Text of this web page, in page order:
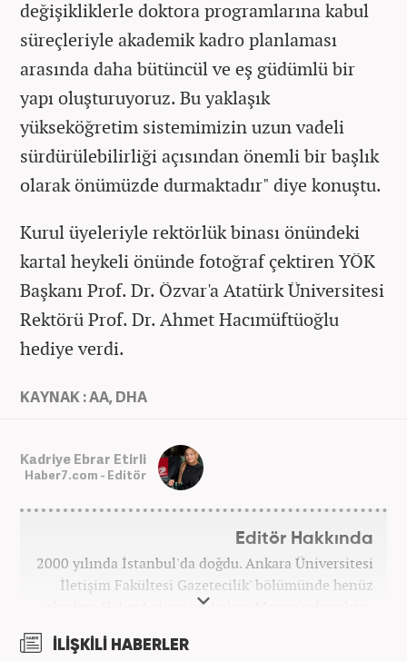
değişikliklerle doktora programlarına kabul
süreçleriyle akademik kadro planlaması
arasında daha bütüncül ve eş güdümlü bir
yapı oluşturuyoruz. Bu yaklaşık
yükseköğretim sistemimizin uzun vadeli
sürdürülebilirliği açısından önemli bir başlık
olarak önümüzde durmaktadır" diye konuştu.
Kurul üyeleriyle rektörlük binası önündeki
kartal heykeli önünde fotoğraf çektiren YÖK
Başkanı Prof. Dr. Özvar'a Atatürk Üniversitesi
Rektörü Prof. Dr. Ahmet Hacımüftüoğlu
hediye verdi.
KAYNAK : AA, DHA
Kadriye Ebrar Etirli
Haber7.com - Editör
Editör Hakkında
2000 yılında İstanbul'da doğdu. Ankara Üniversitesi
İletişim Fakültesi Gazetecilik' bölümünde henüz
okurken HaberAnkara ve AnkaraMasası'nda çalıştı.
2022 yılındaki mezuniyetinin ardından Beyaz TV'de
'Haber Editörü' pozisyonunda görev aldı. 2024
İLİŞKİLİ HABERLER